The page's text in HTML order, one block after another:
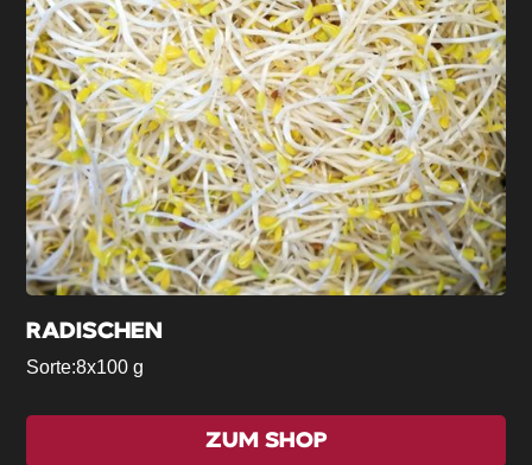
RADISCHEN
Sorte:8x100 g
ZUM SHOP